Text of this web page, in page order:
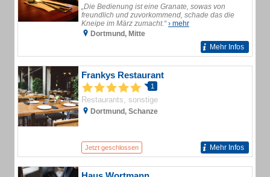
„Die Bedienung ist eine Granate, sowas von
freundlich und zuvorkommend, schade das die
Kneipe im März zumacht.“› mehr
Dortmund, Mitte
Mehr Infos
Frankys Restaurant
1
Restaurants, sonstige
Dortmund, Schanze
Jetzt geschlossen Mehr Infos